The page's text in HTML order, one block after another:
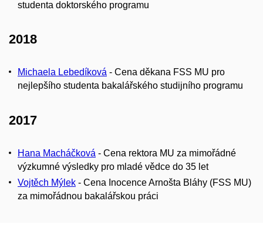
studenta doktorského programu
2018
Michaela Lebedíková - Cena děkana FSS MU pro
nejlepšího studenta bakalářského studijního programu
2017
Hana Macháčková - Cena rektora MU za mimořádné
výzkumné výsledky pro mladé vědce do 35 let
Vojtěch Mýlek - Cena Inocence Arnošta Bláhy (FSS MU)
za mimořádnou bakalářskou práci